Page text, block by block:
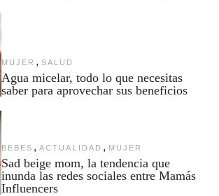
MUJER , SALUD
Agua micelar, todo lo que necesitas
saber para aprovechar sus beneficios
BEBES , ACTUALIDAD , MUJER
Sad beige mom, la tendencia que
inunda las redes sociales entre Mamás
Influencers